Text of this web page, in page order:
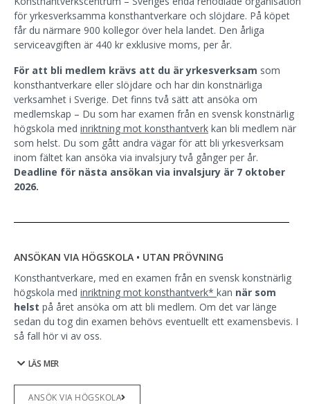
för yrkesverksamma konsthantverkare och slöjdare. På köpet
får du närmare 900 kollegor över hela landet. Den årliga
serviceavgiften är 440 kr exklusive moms, per år.
För att bli medlem krävs att du är yrkesverksam som
konsthantverkare eller slöjdare och har din konstnärliga
verksamhet i Sverige. Det finns två sätt att ansöka om
medlemskap – Du som har examen från en svensk konstnärlig
högskola med inriktning mot konsthantverk kan bli medlem när
som helst. Du som gått andra vägar för att bli yrkesverksam
inom fältet kan ansöka via invalsjury två gånger per år.
Deadline för nästa ansökan via invalsjury är 7 oktober
2026.
ANSÖKAN VIA HÖGSKOLA • UTAN PRÖVNING
Konsthantverkare, med en examen från en svensk konstnärlig
högskola med inriktning mot konsthantverk* kan när som
helst på året ansöka om att bli medlem. Om det var länge
sedan du tog din examen behövs eventuellt ett examensbevis. I
så fall hör vi av oss.
LÄS MER
ANSÖK VIA HÖGSKOLA